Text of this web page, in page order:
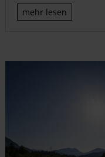
mehr lesen